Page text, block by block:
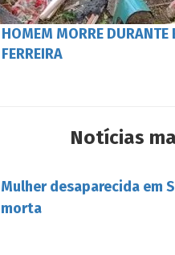
HOMEM MORRE DURANTE
FERREIRA
Notícias
Mulher desaparecida em
morta